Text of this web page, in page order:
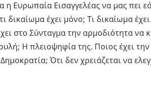
η Ευρωπαία Εισαγγελέας να μας πει
δικαίωμα έχει μόνο; Τι δικαίωμα
στο Σύνταγμα την αρμοδιότητα να
Η πλειοψηφία της. Ποιος έχει
Ότι δεν χρειάζεται να